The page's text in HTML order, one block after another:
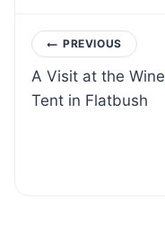
Post
navigation
PREVIOUS
A Visit at the Wine
Tent in Flatbush